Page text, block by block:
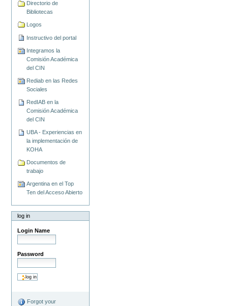
Directorio de
Bibliotecas
Logos
Instructivo del portal
Integramos la
Comisión Académica
del CIN
Rediab en las Redes
Sociales
RedIAB en la
Comisión Académica
del CIN
UBA - Experiencias en
la implementación de
KOHA
Documentos de
trabajo
Argentina en el Top
Ten del Acceso Abierto
log in
Login Name
Password
Forgot your